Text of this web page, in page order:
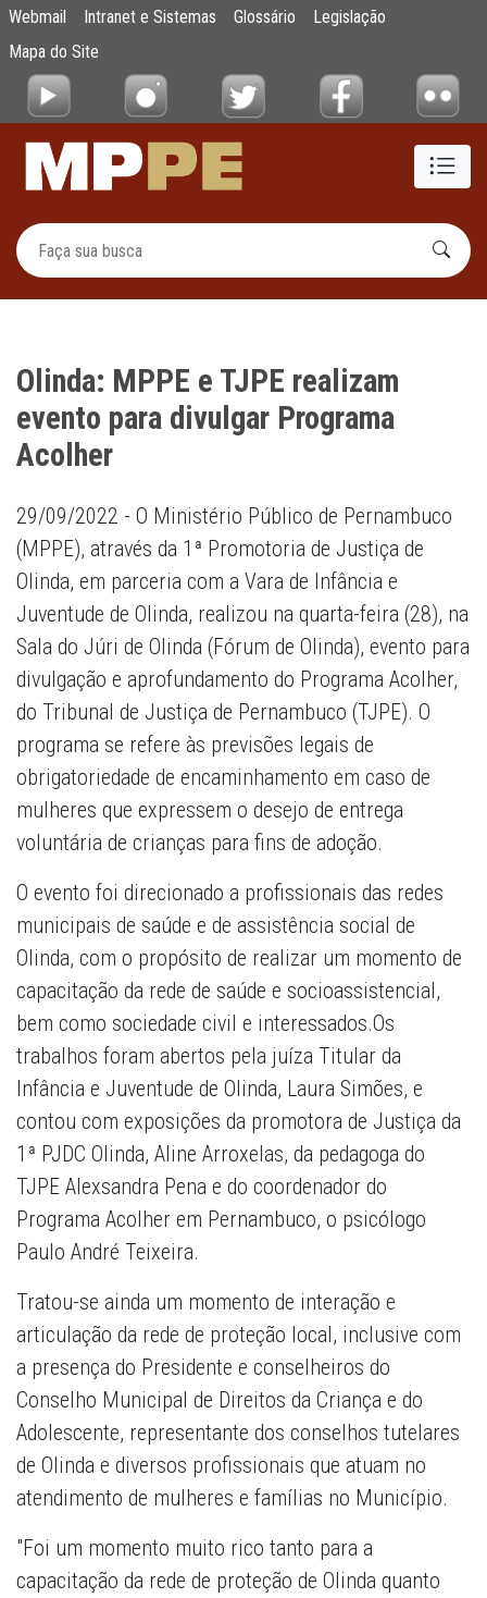
Pular para o Conteúdo principal
Olinda: MPPE e TJPE realizam evento
Webmail Intranet e Sistemas Glossário
Legislação
Mapa do Site
Olinda: MPPE e TJPE realizam
evento para divulgar Programa
Acolher
29/09/2022 - O Ministério Público de Pernambuco
(MPPE), através da 1ª Promotoria de Justiça de
Olinda, em parceria com a Vara de Infância e
Juventude de Olinda, realizou na quarta-feira (28), na
Sala do Júri de Olinda (Fórum de Olinda), evento para
divulgação e aprofundamento do Programa Acolher,
do Tribunal de Justiça de Pernambuco (TJPE). O
programa se refere às previsões legais de
obrigatoriedade de encaminhamento em caso de
mulheres que expressem o desejo de entrega
voluntária de crianças para fins de adoção.
O evento foi direcionado a profissionais das redes
municipais de saúde e de assistência social de
Olinda, com o propósito de realizar um momento de
capacitação da rede de saúde e socioassistencial,
bem como sociedade civil e interessados.Os
trabalhos foram abertos pela juíza Titular da
Infância e Juventude de Olinda, Laura Simões, e
contou com exposições da promotora de Justiça da
1ª PJDC Olinda, Aline Arroxelas, da pedagoga do
TJPE Alexsandra Pena e do coordenador do
Programa Acolher em Pernambuco, o psicólogo
Paulo André Teixeira.
Tratou-se ainda um momento de interação e
articulação da rede de proteção local, inclusive com
a presença do Presidente e conselheiros do
Conselho Municipal de Direitos da Criança e do
Adolescente, representante dos conselhos tutelares
de Olinda e diversos profissionais que atuam no
atendimento de mulheres e famílias no Município.
"Foi um momento muito rico tanto para a
capacitação da rede de proteção de Olinda quanto